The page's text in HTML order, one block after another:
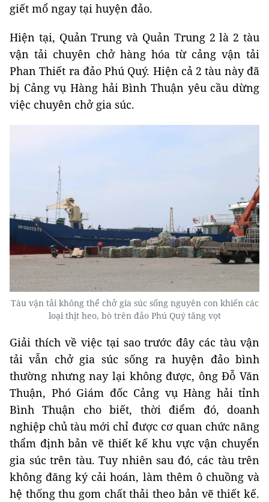
giết mổ ngay tại huyện đảo.
Hiện tại, Quản Trung và Quản Trung 2 là 2 tàu
vận tải chuyên chở hàng hóa từ cảng vận tải
Phan Thiết ra đảo Phú Quý. Hiện cả 2 tàu này đã
bị Cảng vụ Hàng hải Bình Thuận yêu cầu dừng
việc chuyên chở gia súc.
Tàu vận tải không thể chở gia súc sống nguyên con khiến các
loại thịt heo, bò trên đảo Phú Quý tăng vọt
Giải thích về việc tại sao trước đây các tàu vận
tải vẫn chở gia súc sống ra huyện đảo bình
thường nhưng nay lại không được, ông Đỗ Văn
Thuận, Phó Giám đốc Cảng vụ Hàng hải tỉnh
Bình Thuận cho biết, thời điểm đó, doanh
nghiệp chủ tàu mới chỉ được cơ quan chức năng
thẩm định bản vẽ thiết kế khu vực vận chuyển
gia súc trên tàu. Tuy nhiên sau đó, các tàu trên
không đăng ký cải hoán, làm thêm ô chuồng và
hệ thống thu gom chất thải theo bản vẽ thiết kế.